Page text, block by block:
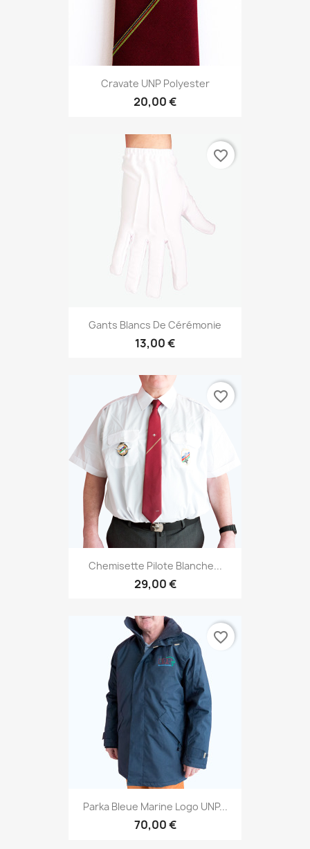
Cravate UNP Polyester
20,00 €
Gants Blancs De Cérémonie
13,00 €
favorite_border
Chemisette Pilote Blanche...
29,00 €
favorite_border
Parka Bleue Marine Logo UNP...
70,00 €
favorite_border